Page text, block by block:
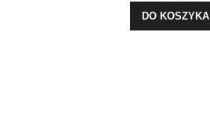
DO KOSZYKA